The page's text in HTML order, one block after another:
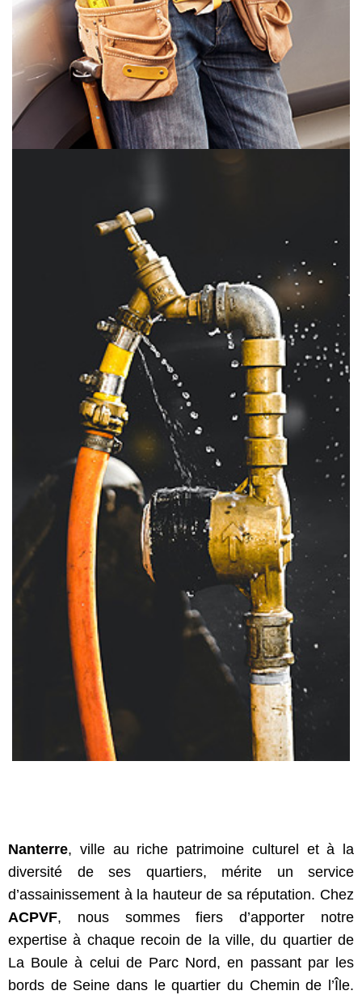
Nanterre, ville au riche patrimoine culturel et à la
diversité de ses quartiers, mérite un service
d’assainissement à la hauteur de sa réputation. Chez
ACPVF, nous sommes fiers d’apporter notre
expertise à chaque recoin de la ville, du quartier de
La Boule à celui de Parc Nord, en passant par les
bords de Seine dans le quartier du Chemin de l’Île.